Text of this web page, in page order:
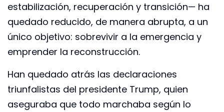
estabilización, recuperación y transición— ha
quedado reducido, de manera abrupta, a un
único objetivo: sobrevivir a la emergencia y
emprender la reconstrucción.
Han quedado atrás las declaraciones
triunfalistas del presidente Trump, quien
aseguraba que todo marchaba según lo